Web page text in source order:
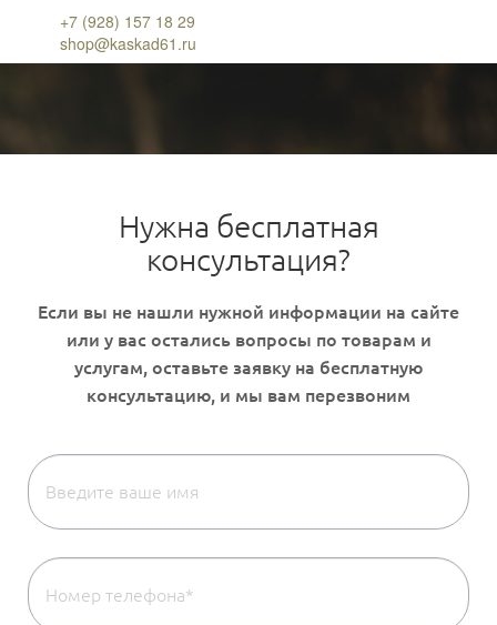
+7 (928) 157 18 29
shop@kaskad61.ru
Нужна бесплатная
консультация?